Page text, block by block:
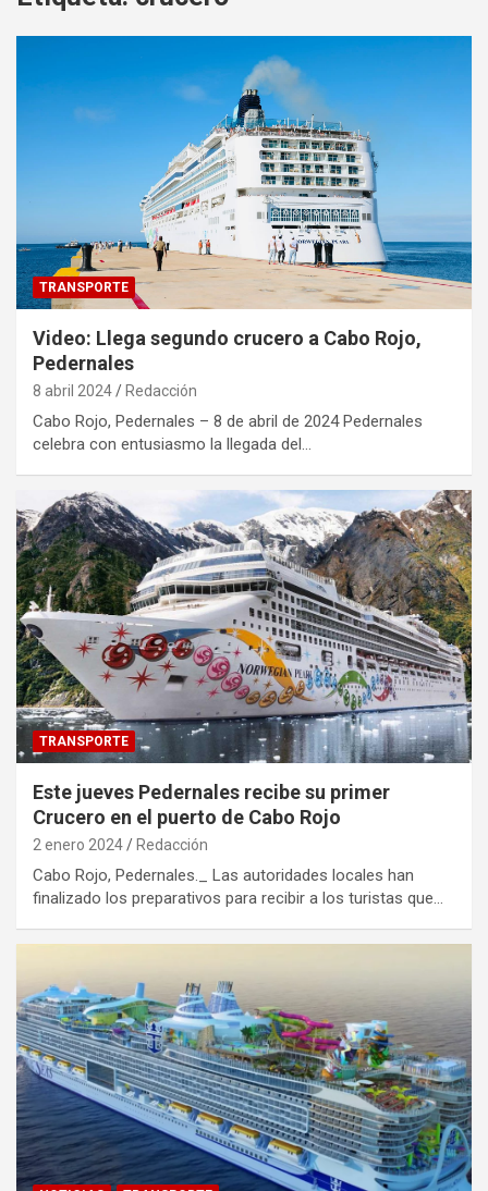
TRANSPORTE
Video: Llega segundo crucero a Cabo Rojo,
Pedernales
8 abril 2024 Redacción
Cabo Rojo, Pedernales – 8 de abril de 2024 Pedernales
celebra con entusiasmo la llegada del…
TRANSPORTE
Este jueves Pedernales recibe su primer
Crucero en el puerto de Cabo Rojo
2 enero 2024 Redacción
Cabo Rojo, Pedernales._ Las autoridades locales han
finalizado los preparativos para recibir a los turistas que…